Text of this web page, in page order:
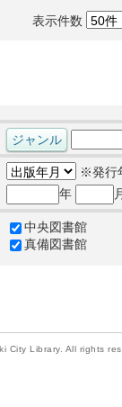
表示件数
※発行
年
中央図書館
真備図書館
City Library. All rights